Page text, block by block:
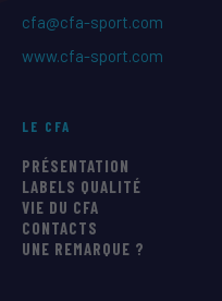
cfa@cfa-sport.com
www.cfa-sport.com
LE CFA
PRÉSENTATION
LABELS QUALITÉ
VIE DU CFA
CONTACTS
UNE REMARQUE ?